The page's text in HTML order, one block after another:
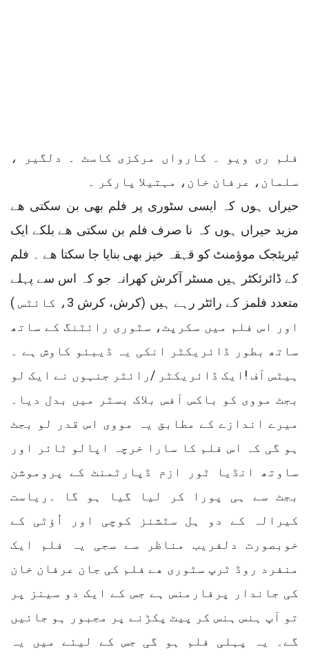
فلم ری ویو ۔ کارواں مرکزی کاسٹ ۔ دلگیر ،
سلمان، عرفان خان، مہتیلا پارکر ۔
حیراں ہوں کہ ایسی سٹوری پر فلم بھی بن سکتی ھے
مزید حیراں ہوں کہ نا صرف فلم بن سکتی ھے بلکے ایک
ٹیریئجک موؤمنٹ کو قہقہ خیز بھی بنایا جا سکتا ھے ۔ فلم
کے ڈائرئکٹر ہیں مسٹر آکرش کھرانہ جو کہ اس سے پہلے
متعدد فلمز کے رائٹر رہے ہیں (کرش، کرش 3، کائٹس )
اور اس فلم میں سکرپٹ، سٹوری رائٹنگ کے ساتھ
ساتھ بطور ڈائریکٹر انکی یہ ڈیبئو کاوش ہے ۔
ہیٹس آف !ایک ڈائریکٹر /رائٹر جنہوں نے ایک لو
بجٹ مووی کو باکس آفس بلاک بسٹر میں بدل دیا۔
میرے اندازے کے مطابق یہ مووی اس قدر لو بجٹ
ہو گی کہ اس فلم کا سارا خرچہ اپالو ٹائر اور
ساوتھ انڈیا ٹور ازم ڈپارٹمنٹ کے پروموشن
بجٹ سے ہی پورا کر لیا گیا ہو گا ۔ریاست
کیرالہ کے دو ہل سٹشنز کوچی اور اُؤٹی کے
خوبصورت دلفریب مناظر سے سجی یہ فلم ایک
منفرد روڈ ٹرپ سٹوری ھے فلم کی جان عرفان خان
کی جاندار پرفارمنس ہے جس کے ایک دو سینز پر
تو آپ ہنس ہنس کر پیٹ پکڑنے پر مجبور ہو جائیں
گے۔ یہ پہلی فلم ہو گی جس کے لیئے میں یہ